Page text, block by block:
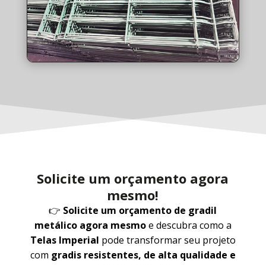
Solicite um orçamento agora
mesmo!
👉 Solicite um orçamento de gradil
metálico agora mesmoe descubra como a
Telas Imperial pode transformar seu projeto
com gradis resistentes, de alta qualidade e